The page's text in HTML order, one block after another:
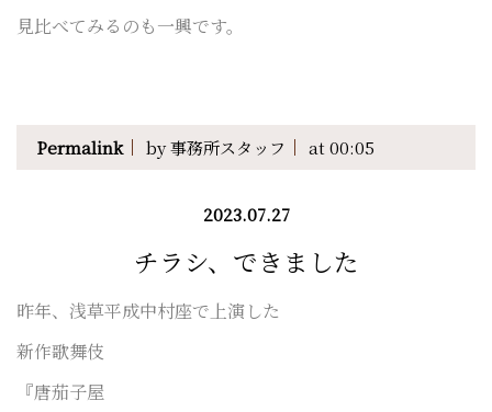
見比べてみるのも一興です。
Permalink by 事務所スタッフ at 00:05
2023.07.27
チラシ、できました
昨年、浅草平成中村座で上演した
新作歌舞伎
『唐茄子屋